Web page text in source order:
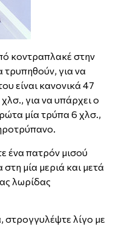
κοντραπλακέ στην
τρυπηθούν, για να
είναι κανονικά 47
για να υπάρχει ο
μία τρύπα 6 χλσ.,
ένα πατρόν μισού
μία μεριά και μετά
λωρίδας
στρογγυλέψτε λίγο με